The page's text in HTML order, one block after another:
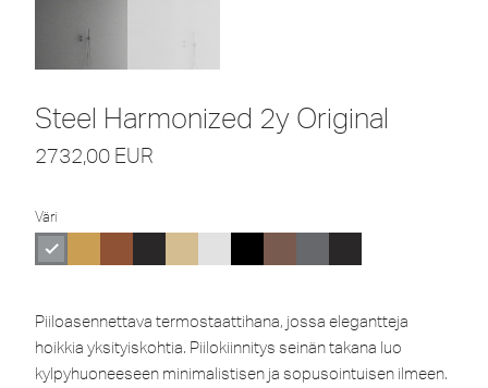
Steel Harmonized 2y Original
2732,00 EUR
Väri
Piiloasennettava termostaattihana, jossa elegantteja
hoikkia yksityiskohtia. Piilokiinnitys seinän takana luo
kylpyhuoneeseen minimalistisen ja sopusointuisen ilmeen.